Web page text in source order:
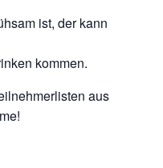
ist, der kann
kommen.
aus